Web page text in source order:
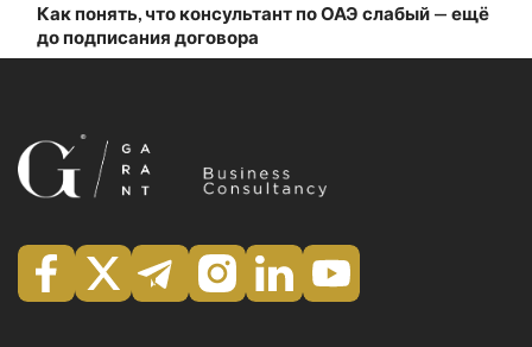
Как понять, что консультант по ОАЭ слабый — ещё
до подписания договора